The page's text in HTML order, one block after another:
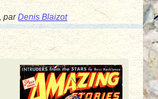
,parDenis Blaizot